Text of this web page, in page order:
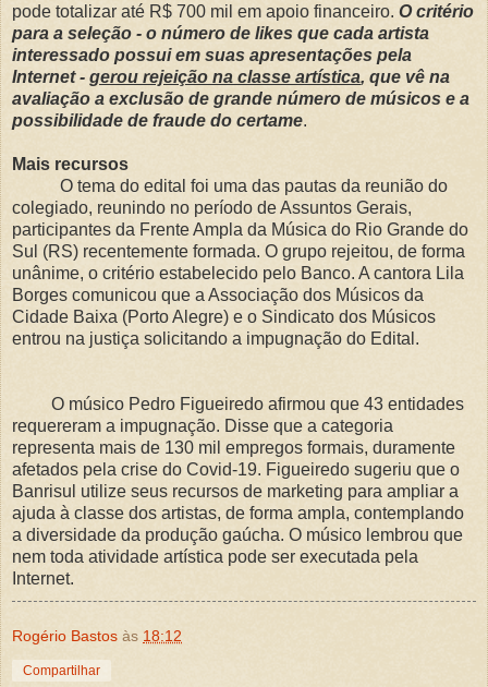
pode totalizar até R$ 700 mil em apoio financeiro. O critério
para a seleção - o número de likes que cada artista
interessado possui em suas apresentações pela
Internet - gerou rejeição na classe artística, que vê na
avaliação a exclusão de grande número de músicos e a
possibilidade de fraude do certame.
Mais recursos
O tema do edital foi uma das pautas da reunião do
colegiado, reunindo no período de Assuntos Gerais,
participantes da Frente Ampla da Música do Rio Grande do
Sul (RS) recentemente formada. O grupo rejeitou, de forma
unânime, o critério estabelecido pelo Banco. A cantora Lila
Borges comunicou que a Associação dos Músicos da
Cidade Baixa (Porto Alegre) e o Sindicato dos Músicos
entrou na justiça solicitando a impugnação do Edital.
O músico Pedro Figueiredo afirmou que 43 entidades
requereram a impugnação. Disse que a categoria
representa mais de 130 mil empregos formais, duramente
afetados pela crise do Covid-19. Figueiredo sugeriu que o
Banrisul utilize seus recursos de marketing para ampliar a
ajuda à classe dos artistas, de forma ampla, contemplando
a diversidade da produção gaúcha. O músico lembrou que
nem toda atividade artística pode ser executada pela
Internet.
Rogério Bastos às 18:12
Compartilhar